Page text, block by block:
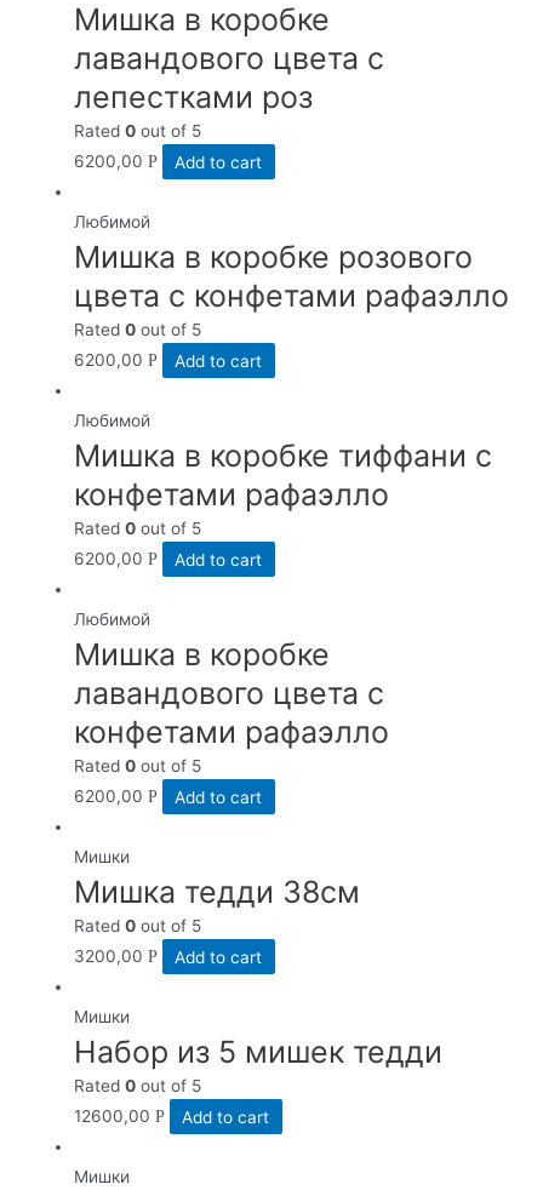
Мишка в коробке
лавандового цвета с
лепестками роз
Rated0 out of 5
6200,00Р Add to cart
Любимой
Мишка в коробке розового
цвета с конфетами рафаэлло
Rated0 out of 5
6200,00Р Add to cart
Любимой
Мишка в коробке тиффани с
конфетами рафаэлло
Rated0 out of 5
6200,00Р Add to cart
Любимой
Мишка в коробке
лавандового цвета с
конфетами рафаэлло
Rated0 out of 5
6200,00Р Add to cart
Мишки
Мишка тедди 38см
Rated0 out of 5
3200,00Р Add to cart
Мишки
Набор из 5 мишек тедди
Rated0 out of 5
12600,00Р Add to cart
Мишки